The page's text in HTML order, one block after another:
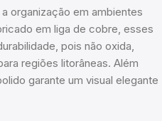
organização em ambientes
em liga de cobre, esses
pois não oxida,
regiões litorâneas. Além
garante um visual elegante